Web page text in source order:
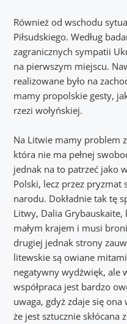
Również od wschodu
Piłsudskiego. Według
zagranicznych sympatii
na pierwszym miejscu.
realizowane było na
mamy propolskie gesty,
rzezi wołyńskiej.
Na Litwie mamy problem
która nie ma pełnej
jednak na to patrzeć jako
Polski, lecz przez
narodu. Dokładnie tak tę
Litwy, Dalia Grybauskaite,
małym krajem i musi
drugiej jednak strony
litewskie są owiane
negatywny wydźwięk, ale
współpraca jest bardzo
uwaga, gdyż zdaje się
że jest sztucznie skłócana